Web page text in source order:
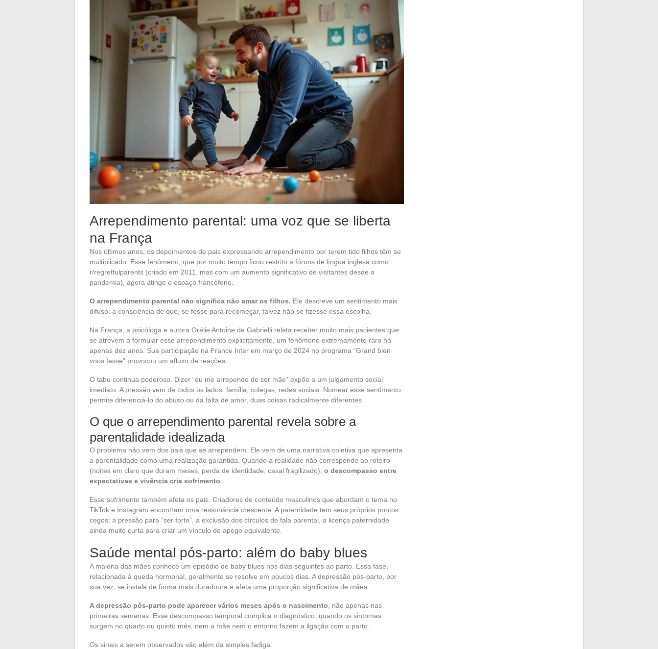
Arrependimento parental: uma voz que se liberta
na França
Nos últimos anos, os depoimentos de pais expressando arrependimento por terem tido filhos têm se
multiplicado. Esse fenômeno, que por muito tempo ficou restrito a fóruns de língua inglesa como
r/regretfulparents (criado em 2011, mas com um aumento significativo de visitantes desde a
pandemia), agora atinge o espaço francófono.
O arrependimento parental não significa não amar os filhos. Ele descreve um sentimento mais
difuso: a consciência de que, se fosse para recomeçar, talvez não se fizesse essa escolha.
Na França, a psicóloga e autora Orélie Antoine de Gabrielli relata receber muito mais pacientes que
se atrevem a formular esse arrependimento explicitamente, um fenômeno extremamente raro há
apenas dez anos. Sua participação na France Inter em março de 2024 no programa “Grand bien
vous fasse” provocou um afluxo de reações.
O tabu continua poderoso. Dizer “eu me arrependo de ser mãe” expõe a um julgamento social
imediato. A pressão vem de todos os lados: família, colegas, redes sociais. Nomear esse sentimento
permite diferenciá-lo do abuso ou da falta de amor, duas coisas radicalmente diferentes.
O que o arrependimento parental revela sobre a
parentalidade idealizada
O problema não vem dos pais que se arrependem. Ele vem de uma narrativa coletiva que apresenta
a parentalidade como uma realização garantida. Quando a realidade não corresponde ao roteiro
(noites em claro que duram meses, perda de identidade, casal fragilizado), o descompasso entre
expectativas e vivência cria sofrimento
Esse sofrimento também afeta os pais. Criadores de conteúdo masculinos que abordam o tema no
TikTok e Instagram encontram uma ressonância crescente. A paternidade tem seus próprios pontos
cegos: a pressão para “ser forte”, a exclusão dos círculos de fala parental, a licença paternidade
ainda muito curta para criar um vínculo de apego equivalente.
Saúde mental pós-parto: além do baby blues
A maioria das mães conhece um episódio de baby blues nos dias seguintes ao parto. Essa fase,
relacionada à queda hormonal, geralmente se resolve em poucos dias. A depressão pós-parto, por
sua vez, se instala de forma mais duradoura e afeta uma proporção significativa de mães.
A depressão pós-parto pode aparecer vários meses após o nascimento , não apenas nas
primeiras semanas. Esse descompasso temporal complica o diagnóstico: quando os sintomas
surgem no quarto ou quinto mês, nem a mãe nem o entorno fazem a ligação com o parto.
Os sinais a serem observados vão além da simples fadiga: